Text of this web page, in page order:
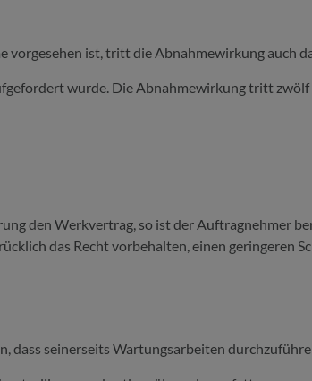
vorgesehen ist, tritt die Abnahmewirkung auch
wurde. Die Abnahmewirkung tritt
den Werkvertrag, so ist der Auftragnehmer
das Recht vorbehalten, einen geringeren
dass seinerseits Wartungsarbeiten